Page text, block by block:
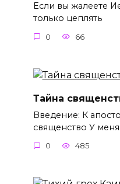
Если вы жалеете
только цеплять
0 66
Тайна
Введение: К
священство У
0 485